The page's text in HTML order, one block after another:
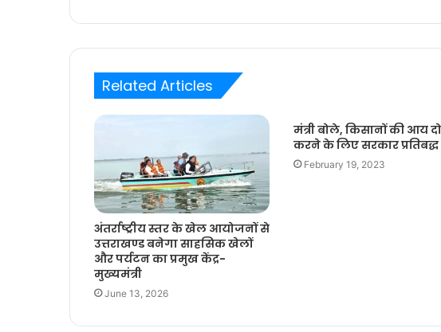
Related Articles
अंतर्राष्ट्रीय स्तर के खेल आयोजनों से
उत्तराखण्ड बनेगा साहसिक खेलों
और पर्यटन का प्रमुख केंद्र-
मुख्यमंत्री
June 13, 2026
मंत्री बोले, किसानों की आय
करने के लिए सरकार प्रतिबद्ध
February 19, 2023